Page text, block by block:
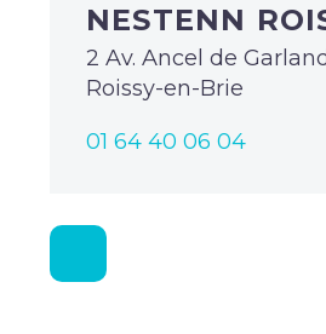
NESTENN
2 Av. Ancel de
Roissy-en-Brie
01 64 40 06 04